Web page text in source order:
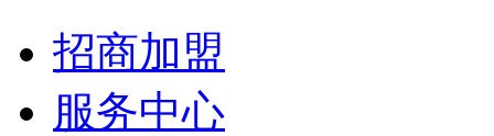
招商加盟
服务中心